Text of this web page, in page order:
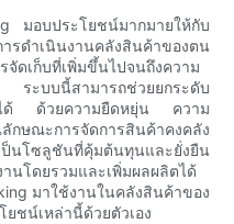
มอบประโยชน์มากมายให้กับ
ดำเนินงานคลังสินค้าของตน
ดเก็บที่เพิ่มขึ้นไปจนถึงความ
ระบบนี้สามารถช่วยยกระดับ
ได้ ด้วยความยืดหยุ่น ความ
ษณะการจัดการสินค้าคงคลัง
นโซลูชันที่คุ้มต้นทุนและยั่งยืน
นโดยรวมและเพิ่มผลผลิตได้
มาใช้งานในคลังสินค้าของ
ชน์เหล่านี้ด้วยตัวเอง